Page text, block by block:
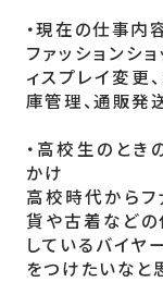
・現在の仕事内
ファッションシ
ィスプレイ変更
庫管理、通販発
・高校生のとき
かけ
高校時代からフ
貨や古着など
しているバイヤ
をつけたいなと